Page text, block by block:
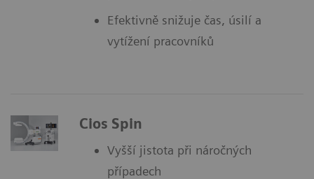
Efektivně snižuje čas, úsilí a
vytížení pracovníků
Cios Spin
Vyšší jistota při náročných
případech